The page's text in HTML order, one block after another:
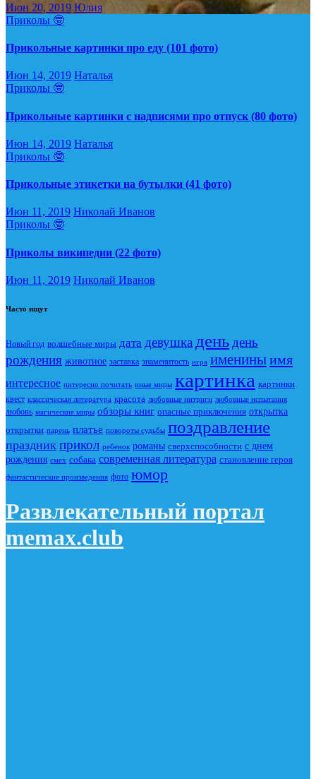
Июн 20, 2019 Юлия
Приколы 🤓
Прикольные картинки про еду (101 фото)
Июн 14, 2019 Наталья
Приколы 🤓
Прикольные картинки с надписями про отпуск (80 фото)
Июн 14, 2019 Наталья
Приколы 🤓
Прикольные этикетки на бутылки (41 фото)
Июн 11, 2019 Николай Иванов
Приколы 🤓
Приколы википедии (22 фото)
Июн 11, 2019 Николай Иванов
Часто ищут
Новый год волшебные миры дата девушка день день
рождения животное заставка знаменитость игра имениныимя
интересное интересно почитать иные миры картинка картинки
квест классическая литература красота любовные интриги любовные испытания
любовь магические миры обзоры книг опасные приключения открытка
открытки парень платье повороты судьбы поздравление
праздник прикол ребенок романы сверхспособности с днем
рождения смех собака современная литература становление героя
фантастические произведения фото юмор
Развлекательный портал
memax.club